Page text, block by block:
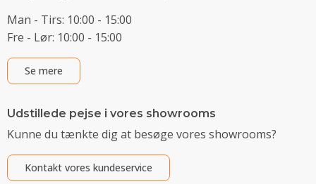
Man - Tirs: 10:00 - 15:00
Fre - Lør: 10:00 - 15:00
Se mere
Udstillede pejse i vores showrooms
Kunne du tænkte dig at besøge vores showrooms?
Kontakt vores kundeservice